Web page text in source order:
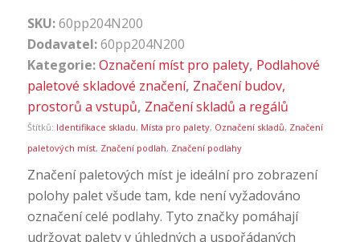
SKU:60pp204N200
Dodavatel:60pp204N200
Kategorie:Označení míst pro palety, Podlahové
paletové skladové značení, Značení budov,
prostorů a vstupů, Značení skladů a regálů
Štítků: Identifikace skladu, Místa pro palety, Označení skladů, Značení
paletových míst, Značení podlah, Značení podlahy
Značení paletových míst je ideální pro zobrazení
polohy palet všude tam, kde není vyžadováno
označení celé podlahy. Tyto značky pomáhají
udržovat palety v úhledných a uspořádaných